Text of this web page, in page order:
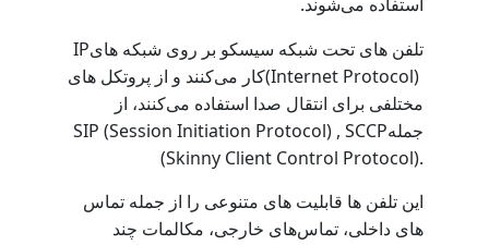
استفاده می‌شوند
تلفن ‌های تحت شبکه سیسکو بر روی شبکه ‌هایIP
(Internet Protocol)کار می‌کنند و از پروتکل‌ های
مختلفی برای انتقال صدا استفاده می‌کنند، از
جملهSIP (Session Initiation Protocol) , SCCP
(Skinny Client Control Protocol).
این تلفن‌ ها قابلیت ‌های متنوعی را از جمله تماس‌
های داخلی، تماس‌های خارجی، مکالمات چند